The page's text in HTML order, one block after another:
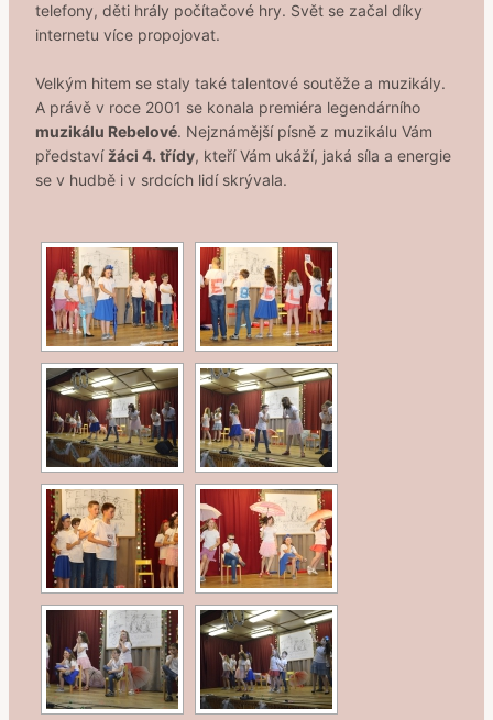
telefony, děti hrály počítačové hry. Svět se začal díky
internetu více propojovat.
Velkým hitem se staly také talentové soutěže a muzikály.
A právě v roce 2001 se konala premiéra legendárního
muzikálu Rebelové. Nejznámější písně z muzikálu Vám
představí žáci 4. třídy, kteří Vám ukáží, jaká síla a energie
se v hudbě i v srdcích lidí skrývala.